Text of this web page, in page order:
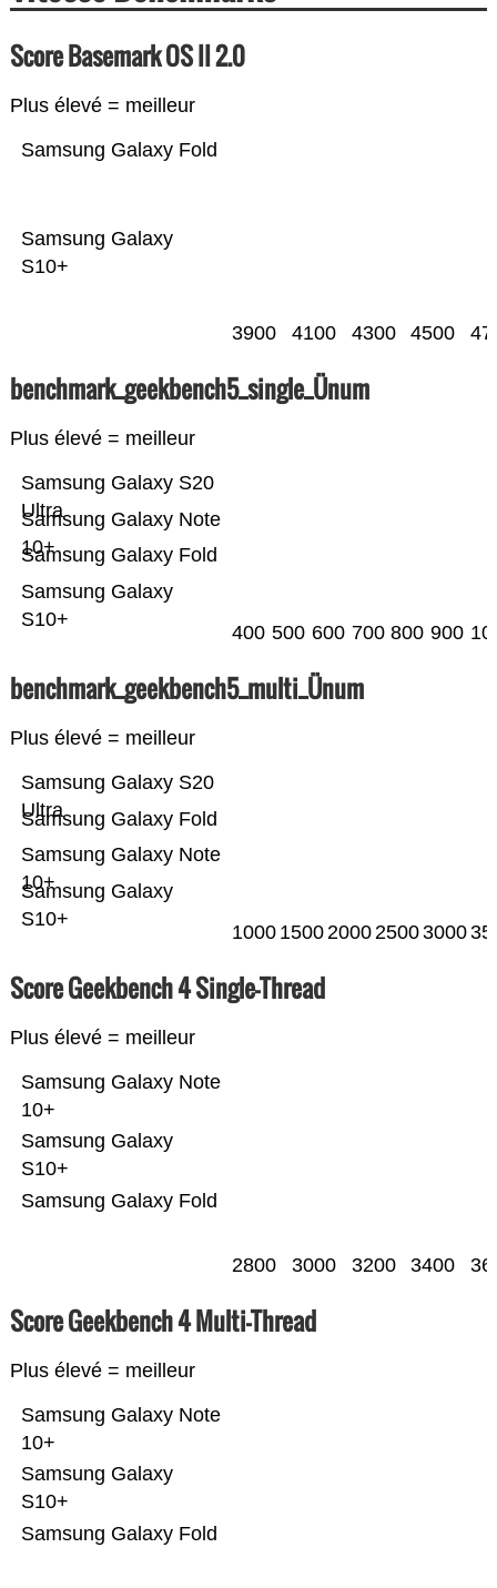
Score Basemark OS II 2.0
Plus élevé = meilleur
Samsung Galaxy
S10+
Samsung Galaxy Fold
3900 4100 4300 4500
benchmark_geekbench5_single_Ünum
Plus élevé = meilleur
Samsung Galaxy
S10+
Samsung Galaxy Fold
Samsung Galaxy Note
10+
Samsung Galaxy S20
Ultra
400 500 600 700 800 900
benchmark_geekbench5_multi_Ünum
Plus élevé = meilleur
Samsung Galaxy
S10+
Samsung Galaxy Note
10+
Samsung Galaxy Fold
Samsung Galaxy S20
Ultra
1000 1500200025003000
Score Geekbench 4 Single-Thread
Plus élevé = meilleur
Samsung Galaxy Fold
Samsung Galaxy
S10+
Samsung Galaxy Note
10+
2800 3000 3200 3400
Score Geekbench 4 Multi-Thread
Plus élevé = meilleur
Samsung Galaxy Fold
Samsung Galaxy
S10+
Samsung Galaxy Note
10+